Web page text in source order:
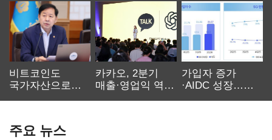
비트코인도
국가자산으로…'
카카오, 2분기
매출·영업익 역대
가입자 증가
·AIDC 성장…
주요 뉴스